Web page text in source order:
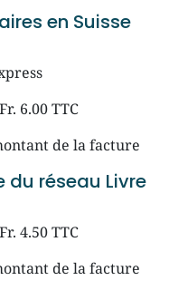
en Suisse
6.00 TTC
de la facture
du réseau Livre
4.50 TTC
de la facture